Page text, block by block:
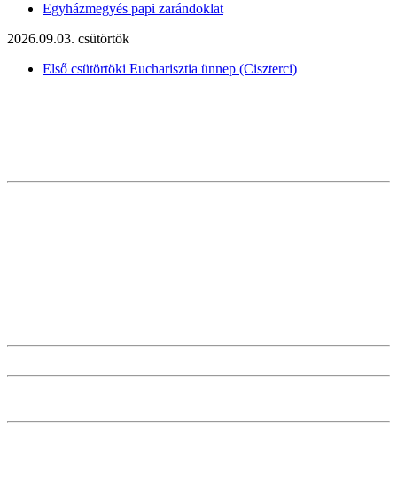
Egyházmegyés papi zarándoklat
2026.09.03. csütörtök
Első csütörtöki Eucharisztia ünnep (Ciszterci)